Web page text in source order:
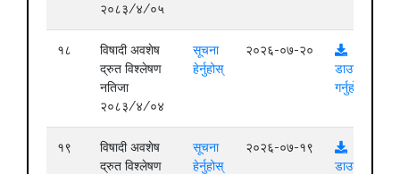
२०८३/४/०५
१८
विषादी अवशेष
द्रुत विश्लेषण
नतिजा
२०८३/४/०४
सूचना
हेर्नुहोस्
२०२६-०७-२०
डाउनलोड
गर्नुहोस्
१९
विषादी अवशेष
द्रुत विश्लेषण
सूचना
हेर्नुहोस्
२०२६-०७-१९
डाउनलोड